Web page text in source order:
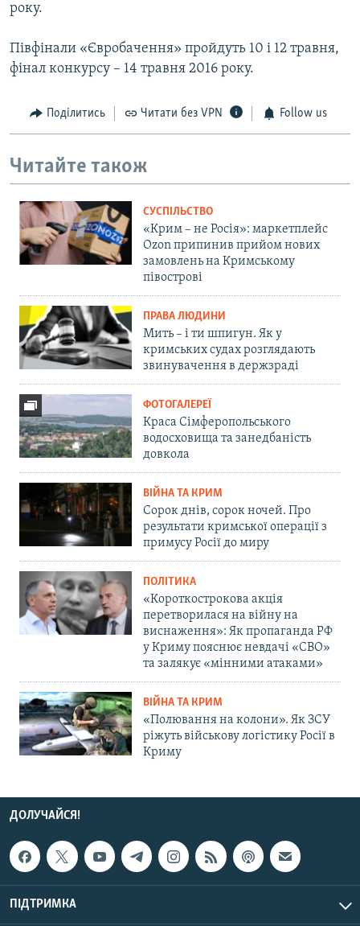
року.
Півфінали «Євробачення» пройдуть 10 і 12 травня,
фінал конкурсу – 14 травня 2016 року.
Поділитись Читати без VPN Follow us
Читайте також
СУСПІЛЬСТВО
«Крим – не Росія»: маркетплейс
Ozon припинив прийом нових
замовлень на Кримському
півострові
ПРАВА ЛЮДИНИ
Мить – і ти шпигун. Як у
кримських судах розглядають
звинувачення в держзраді
ФОТОГАЛЕРЕЇ
Краса Сімферопольського
водосховища та занедбаність
довкола
ВІЙНА ТА КРИМ
Сорок днів, сорок ночей. Про
результати кримської операції з
примусу Росії до миру
ПОЛІТИКА
«Короткострокова акція
перетворилася на війну на
виснаження»: Як пропаганда РФ
у Криму пояснює невдачі «СВО»
та залякує «мінними атаками»
ВІЙНА ТА КРИМ
«Полювання на колони». Як ЗСУ
ріжуть військову логістику Росії в
Криму
ДОЛУЧАЙСЯ!
ПІДТРИМКА